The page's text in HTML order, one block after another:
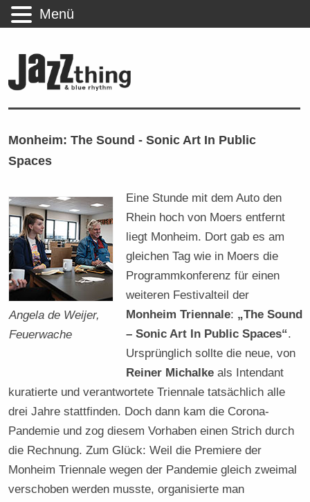
Monheim: The Sound - Sonic Art In Public
Spaces
Angela de Weijer,
Feuerwache
Eine Stunde mit dem Auto den
Rhein hoch von Moers entfernt
liegt Monheim. Dort gab es am
gleichen Tag wie in Moers die
Programmkonferenz für einen
weiteren Festivalteil der
Monheim Triennale: „The Sound
– Sonic Art In Public Spaces“.
Ursprünglich sollte die neue, von
Reiner Michalke als Intendant
kuratierte und verantwortete Triennale tatsächlich alle
drei Jahre stattfinden. Doch dann kam die Corona-
Pandemie und zog diesem Vorhaben einen Strich durch
die Rechnung. Zum Glück: Weil die Premiere der
Monheim Triennale wegen der Pandemie gleich zweimal
verschoben werden musste, organisierte man
Menü